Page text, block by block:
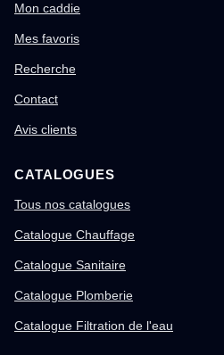
Mon caddie
Mes favoris
Recherche
Contact
Avis clients
CATALOGUES
Tous nos catalogues
Catalogue Chauffage
Catalogue Sanitaire
Catalogue Plomberie
Catalogue Filtration de l'eau